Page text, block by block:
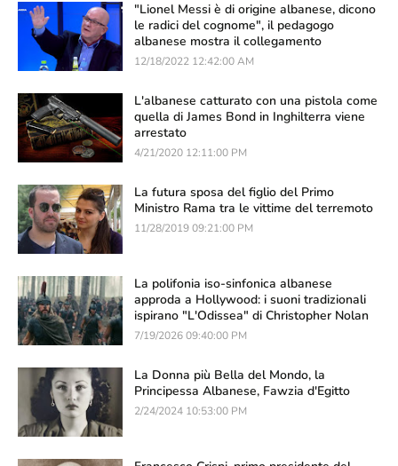
"Lionel Messi è di origine albanese, dicono
le radici del cognome", il pedagogo
albanese mostra il collegamento
12/18/2022 12:42:00 AM
L'albanese catturato con una pistola come
quella di James Bond in Inghilterra viene
arrestato
4/21/2020 12:11:00 PM
La futura sposa del figlio del Primo
Ministro Rama tra le vittime del terremoto
11/28/2019 09:21:00 PM
La polifonia iso-sinfonica albanese
approda a Hollywood: i suoni tradizionali
ispirano "L'Odissea" di Christopher Nolan
7/19/2026 09:40:00 PM
La Donna più Bella del Mondo, la
Principessa Albanese, Fawzia d'Egitto
2/24/2024 10:53:00 PM